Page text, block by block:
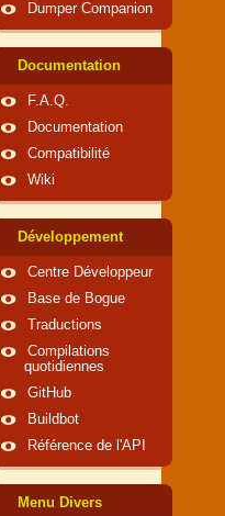
Dumper Companion
Documentation
F.A.Q.
Documentation
Compatibilité
Wiki
Développement
Centre Développeur
Base de Bogue
Traductions
Compilations
quotidiennes
GitHub
Buildbot
Référence de l'API
Menu Divers